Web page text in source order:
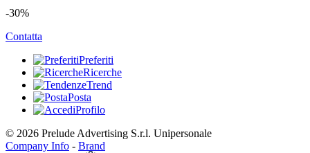
-30%
Contatta
Preferiti
Ricerche
Trend
Posta
Profilo
© 2026 Prelude Advertising S.r.l. Unipersonale
Company Info - Brand